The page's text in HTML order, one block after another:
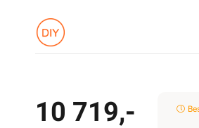
10 719,-